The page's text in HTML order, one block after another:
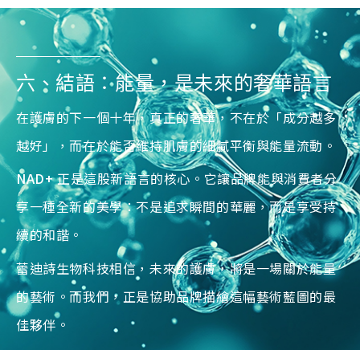
六、結語：能量，是未來的奢華語言
在護膚的下一個十年，真正的奢華，不在於「成分越多
越好」，而在於能否維持肌膚的細膩平衡與能量流動。
NAD+正是這股新語言的核心。它讓品牌能與消費者分
享一種全新的美學：不是追求瞬間的華麗，而是享受持
續的和諧。
蕾迪詩生物科技相信，未來的護膚，將是一場關於能量
的藝術。而我們，正是協助品牌描繪這幅藝術藍圖的最
佳夥伴。